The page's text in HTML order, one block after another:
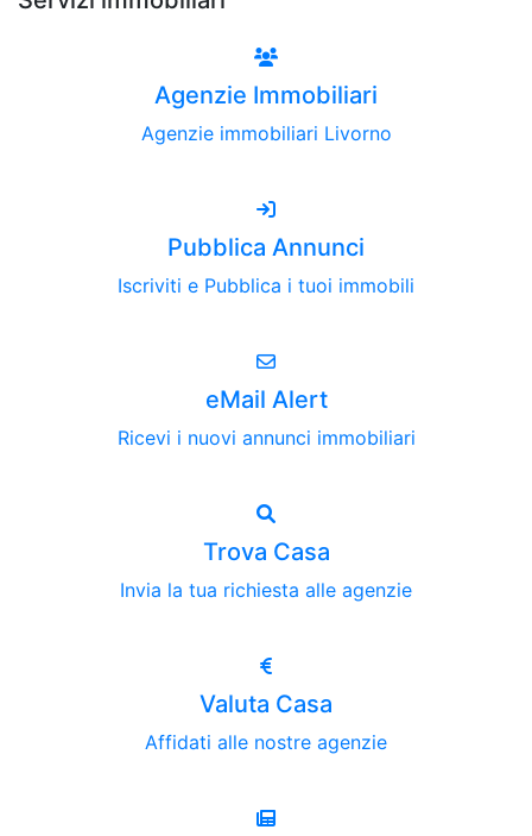
Agenzie Immobiliari
Agenzie immobiliari Livorno
Pubblica Annunci
Iscriviti e Pubblica i tuoi immobili
eMail Alert
Ricevi i nuovi annunci immobiliari
Trova Casa
Invia la tua richiesta alle agenzie
Valuta Casa
Affidati alle nostre agenzie